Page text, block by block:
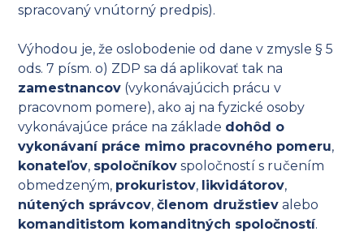
spracovaný vnútorný predpis).
Výhodou je, že oslobodenie od dane v zmysle § 5
ods. 7 písm. o) ZDP sa dá aplikovať tak na
zamestnancov (vykonávajúcich prácu v
pracovnom pomere), ako aj na fyzické osoby
vykonávajúce práce na základe dohôd o
vykonávaní práce mimo pracovného pomeru,
konateľov, spoločníkov spoločností s ručením
obmedzeným, prokuristov, likvidátorov,
nútených správcov,členom družstiev alebo
komanditistom komanditných spoločností.